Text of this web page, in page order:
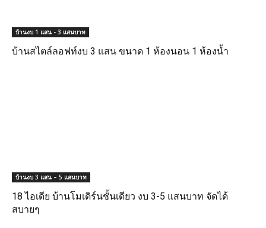
บ้านงบ 1 แสน - 3 แสนบาท
บ้านสไตล์ลอฟท์งบ 3 แสน ขนาด 1 ห้องนอน 1 ห้องน้ำ
บ้านงบ 3 แสน – 5 แสนบาท
18 ไอเดีย บ้านโมเดิร์นชั้นเดียว งบ 3-5 แสนบาท จัดได้
สบายๆ